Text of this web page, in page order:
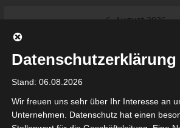
6. August 2026
beginnt am 22. und
2026 (Update)
Meisterschaft an
Ligue 1 Pro:
Spieltage der Saison
Datenschutzerklärung
Stand: 06.08.2026
Wir freuen uns sehr über Ihr Interesse an
Unternehmen. Datenschutz hat einen